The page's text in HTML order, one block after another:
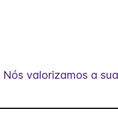
valorizamos a